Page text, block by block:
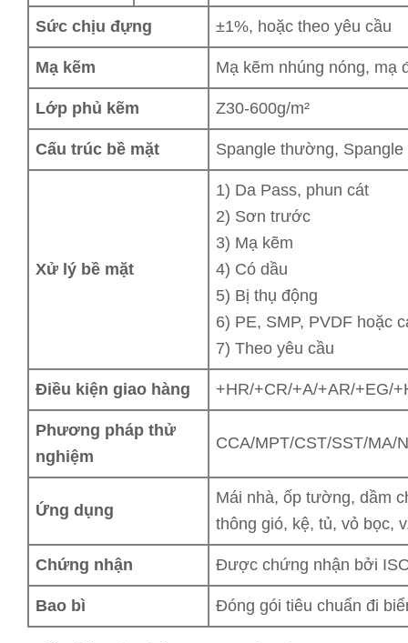
Sức chịu đựng ±1%, hoặc theo yêu cầu
Mạ kẽm Mạ kẽm nhúng nóng, mạ
Lớp phủ kẽm Z30-600g/m²
Cấu trúc bề mặt Spangle thường,
Xử lý bề mặt
1) Da Pass, phun cát
2) Sơn trước
3) Mạ kẽm
4) Có dầu
5) Bị thụ động
6) PE, SMP, PVDF hoặc
7) Theo yêu cầu
Điều kiện giao hàng +HR/+CR/+A/+AR/+EG/
Phương pháp thử
nghiệm
CCA/MPT/CST/SST/MA/
Ứng dụng
Mái nhà, ốp tường, dầm
thông gió, kệ, tủ, vỏ bọc,
Chứng nhận Được chứng nhận bởi
Bao bì Đóng gói tiêu chuẩn đi